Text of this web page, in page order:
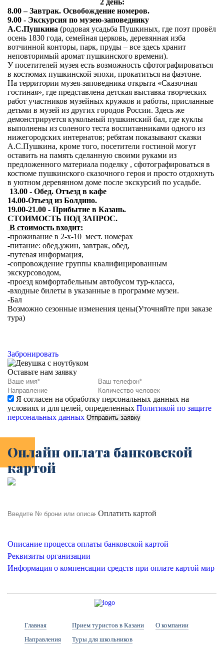
2 день:
8.00 – Завтрак. Освобождение номеров.
9.00 - Экскурсия по музею-заповеднику
А.С.Пушкина (родовая усадьба Пушкиных, где поэт провёл
осень 1830 года, семейная церковь, деревянная изба
вотчинной конторы, парк, пруды – все здесь хранит
неповторимый аромат пушкинского времени).
У посетителей музея есть возможность сфотографироваться
в костюмах пушкинской эпохи, прокатиться на фаэтоне.
На территории музея-заповедника открыта «Сказочная
гостиная», где представлена детская выставка творческих
работ участников музейных кружков и работы, присланные
детьми в музей из других городов России. Здесь же
демонстрируется кукольный пушкинский бал, где куклы
выполнены из соленого теста воспитанниками одного из
нижегородских интернатов; ребятам показывают сказки
А.С.Пушкина, кроме того, посетители гостиной могут
оставить на память сделанную своими руками из
предложенного материала поделку , сфотографироваться в
костюме пушкинского сказочного героя и просто отдохнуть
в уютном деревянном доме после экскурсий по усадьбе.
13.00 - Обед. Отъезд в кафе
14.00-Отьезд из Болдино.
19.00-21.00 - Прибытие в Казань.
СТОИМОСТЬ ПОД ЗАПРОС.
В стоимость входит:
-проживание в 2-х-10 мест. номерах
-питание: обед,ужин, завтрак, обед,
-путевая информация,
-сопровождение группы квалифицированным
экскурсоводом,
-проезд комфортабельным автобусом тур-класса,
-входные билеты в указанные в программе музеи.
-Бал
Возможно сезонные изменения цены(Уточняйте при заказе
тура)
Забронировать
Оставьте нам заявку
Я согласен на обработку персональных данных на
условиях и для целей, определенных Политикой по защите
персональных данных Отправить заявку
Онлайн оплата банковской
картой
Оплатить картой
Описание процесса оплаты банковской картой
Реквизиты организации
Информация о компенсации средств при оплате картой мир
Главная
Направления
Прием туристов в Казани
Туры для школьников
О компании